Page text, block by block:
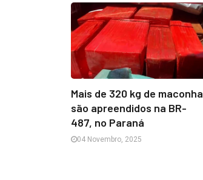
Mais de 320 kg de maconha
são apreendidos na BR-
487, no Paraná
04 Novembro, 2025